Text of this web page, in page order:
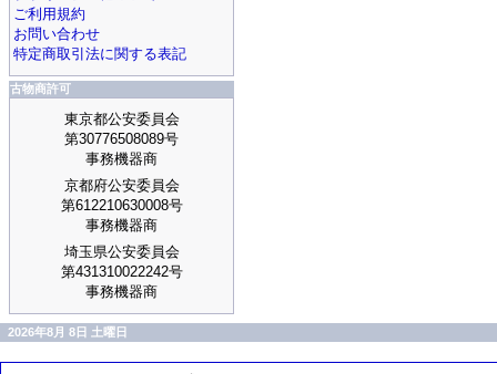
ご利用規約
お問い合わせ
特定商取引法に関する表記
古物商許可
東京都公安委員会
第30776508089号
事務機器商
京都府公安委員会
第612210630008号
事務機器商
埼玉県公安委員会
第431310022242号
事務機器商
2026年8月 8日 土曜日